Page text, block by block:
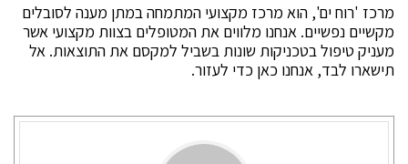
מרכז 'רוח ים', הוא מרכז מקצועי המתמחה במתן מענה לסובלים
מקשיים נפשיים. אנחנו מלווים את המטופלים בצוות מקצועי אשר
מעניק טיפול בטכניקות שונות בשביל למקסם את התוצאות. אל
תישארו לבד, אנחנו כאן כדי לעזור.